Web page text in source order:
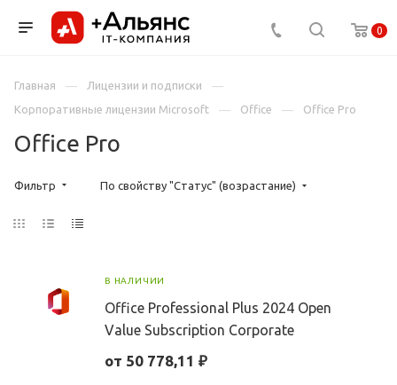
0
Главная
Лицензии и подписки
Корпоративные лицензии Microsoft
Office Office Pro
Office Pro
Фильтр По свойству "Статус" (возрастание)
В НАЛИЧИИ
Office Professional Plus 2024 Open
Value Subscription Corporate
от 50 778,11 ₽